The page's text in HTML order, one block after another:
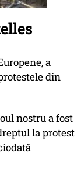
a
din
nostru a fost
la protest